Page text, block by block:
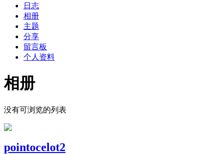
日志
相册
主题
分享
留言板
个人资料
相册
没有可浏览的列表
pointocelot2